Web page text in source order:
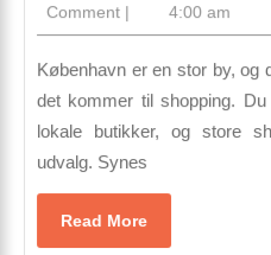
30,
2021
Comment | 4:00 am
København er en stor by, og der er mange muligheder, når
det kommer til shopping.
lokale butikker, og store
udvalg. Synes
Read MoreRead
More